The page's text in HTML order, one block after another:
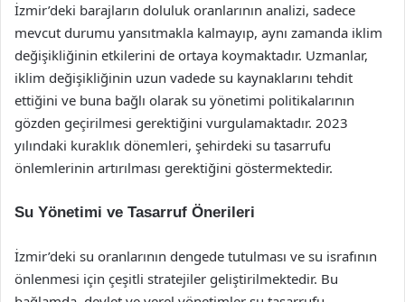
İzmir’deki barajların doluluk oranlarının analizi, sadece
mevcut durumu yansıtmakla kalmayıp, aynı zamanda iklim
değişikliğinin etkilerini de ortaya koymaktadır. Uzmanlar,
iklim değişikliğinin uzun vadede su kaynaklarını tehdit
ettiğini ve buna bağlı olarak su yönetimi politikalarının
gözden geçirilmesi gerektiğini vurgulamaktadır. 2023
yılındaki kuraklık dönemleri, şehirdeki su tasarrufu
önlemlerinin artırılması gerektiğini göstermektedir.
Su Yönetimi ve Tasarruf Önerileri
İzmir’deki su oranlarının dengede tutulması ve su israfının
önlenmesi için çeşitli stratejiler geliştirilmektedir. Bu